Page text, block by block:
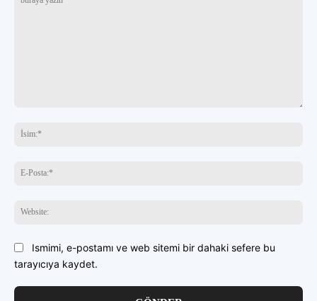
yazın
Ismimi, e-postamı ve web sitemi bir dahaki sefere bu
tarayıcıya kaydet.